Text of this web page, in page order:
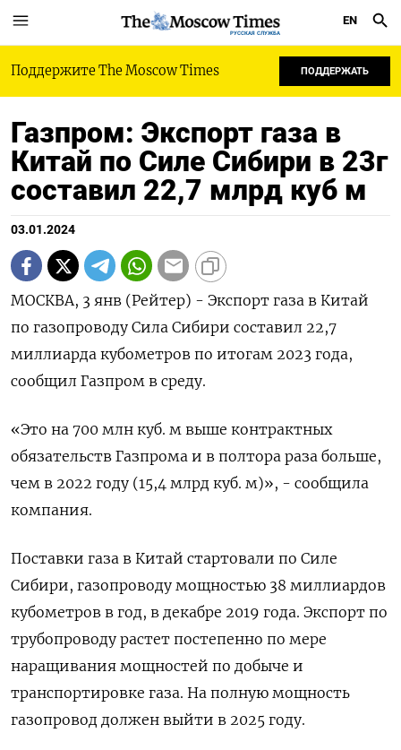
РУССКАЯ СЛУЖБА
EN
Поддержите The Moscow Times ПОДДЕРЖАТЬ
Газпром: Экспорт газа в
Китай по Силе Сибири в 23г
составил 22,7 млрд куб м
03.01.2024
МОСКВА, 3 янв (Рейтер) - Экспорт газа в Китай
по газопроводу Сила Сибири составил 22,7
миллиарда кубометров по итогам 2023 года,
сообщил Газпром в среду.
«Это на 700 млн куб. м выше контрактных
обязательств Газпрома и в полтора раза больше,
чем в 2022 году (15,4 млрд куб. м)», - сообщила
компания.
Поставки газа в Китай стартовали по Силе
Сибири, газопроводу мощностью 38 миллиардов
кубометров в год, в декабре 2019 года. Экспорт по
трубопроводу растет постепенно по мере
наращивания мощностей по добыче и
транспортировке газа. На полную мощность
газопровод должен выйти в 2025 году.